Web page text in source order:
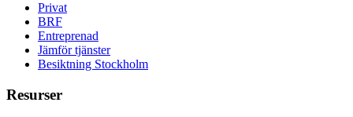
Privat
BRF
Entreprenad
Jämför tjänster
Besiktning Stockholm
Resurser